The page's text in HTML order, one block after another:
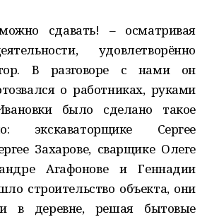
сдавать! – осматривая
удовлетворённо
В разговоре с нами он
о работниках, руками
было сделано такое
экскаваторщике Сергее
Захарове, сварщике Олеге
Агафонове и Геннадии
строительство объекта, они
в деревне, решая бытовые